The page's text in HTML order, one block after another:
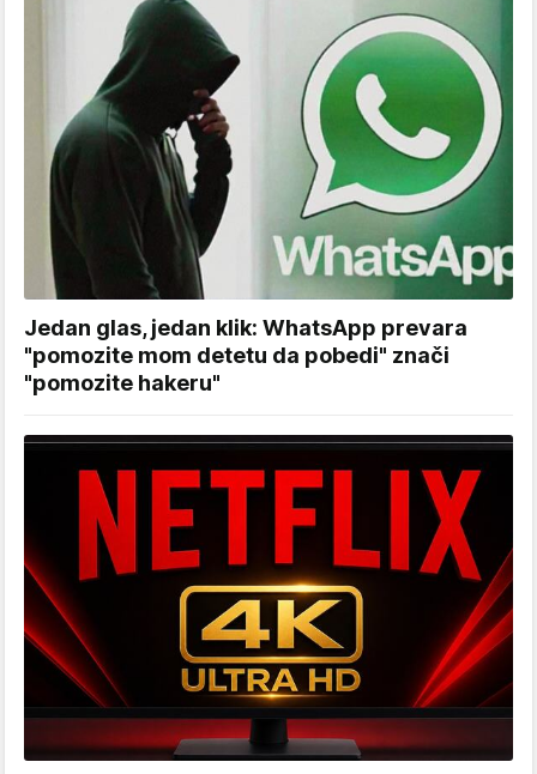
Jedan glas, jedan klik: WhatsApp prevara
"pomozite mom detetu da pobedi" znači
"pomozite hakeru"